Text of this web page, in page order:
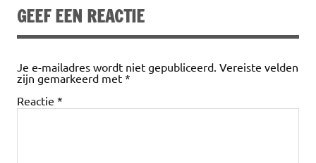
GEEF EEN REACTIE
Je e-mailadres wordt niet gepubliceerd. Vereiste velden
zijn gemarkeerd met *
Reactie *